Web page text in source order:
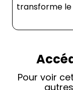
Pour voir